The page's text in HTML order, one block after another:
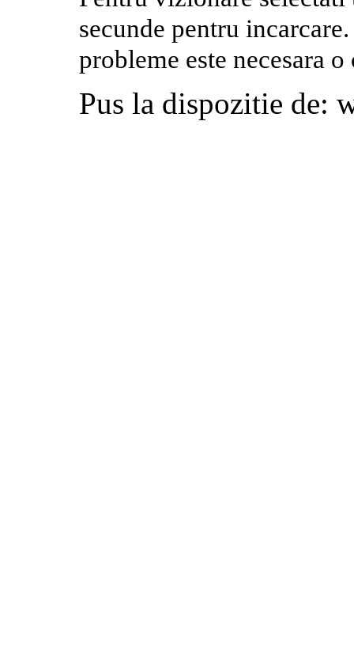
secunde pentru
probleme este necesara
Pus la dispozitie de: